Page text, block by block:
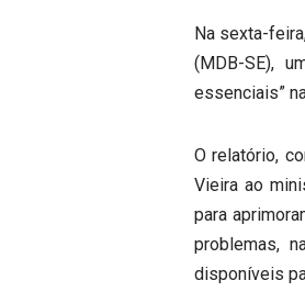
Na sexta-
(MDB-SE),
essenciais”
O relatório,
Vieira ao
para
problemas,
disponíveis